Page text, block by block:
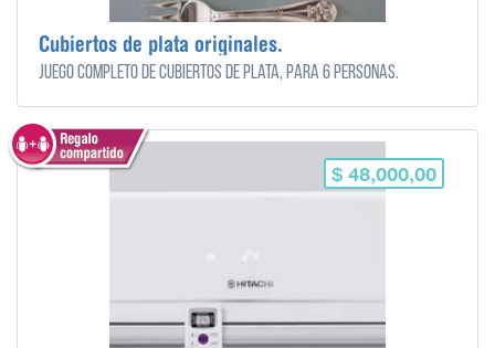
Cubiertos de plata originales.
Juego completo de Cubiertos de plata, para 6 personas.
$ 48,000,00